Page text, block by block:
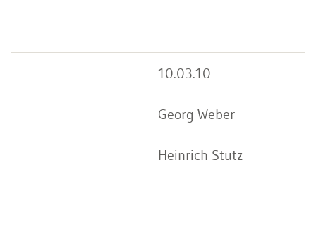
10.03.10
Georg Weber
Heinrich Stutz